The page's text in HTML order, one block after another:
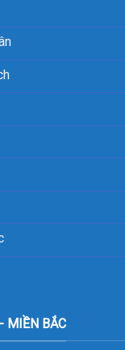
MIỀN BẮC